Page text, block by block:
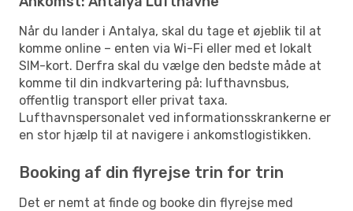
Når du lander i Antalya, skal du tage et øjeblik til at
komme online – enten via Wi-Fi eller med et lokalt
SIM-kort. Derfra skal du vælge den bedste måde at
komme til din indkvartering på: lufthavnsbus,
offentlig transport eller privat taxa.
Lufthavnspersonalet ved informationsskrankerne er
en stor hjælp til at navigere i ankomstlogistikken.
Booking af din flyrejse trin for trin
Det er nemt at finde og booke din flyrejse med